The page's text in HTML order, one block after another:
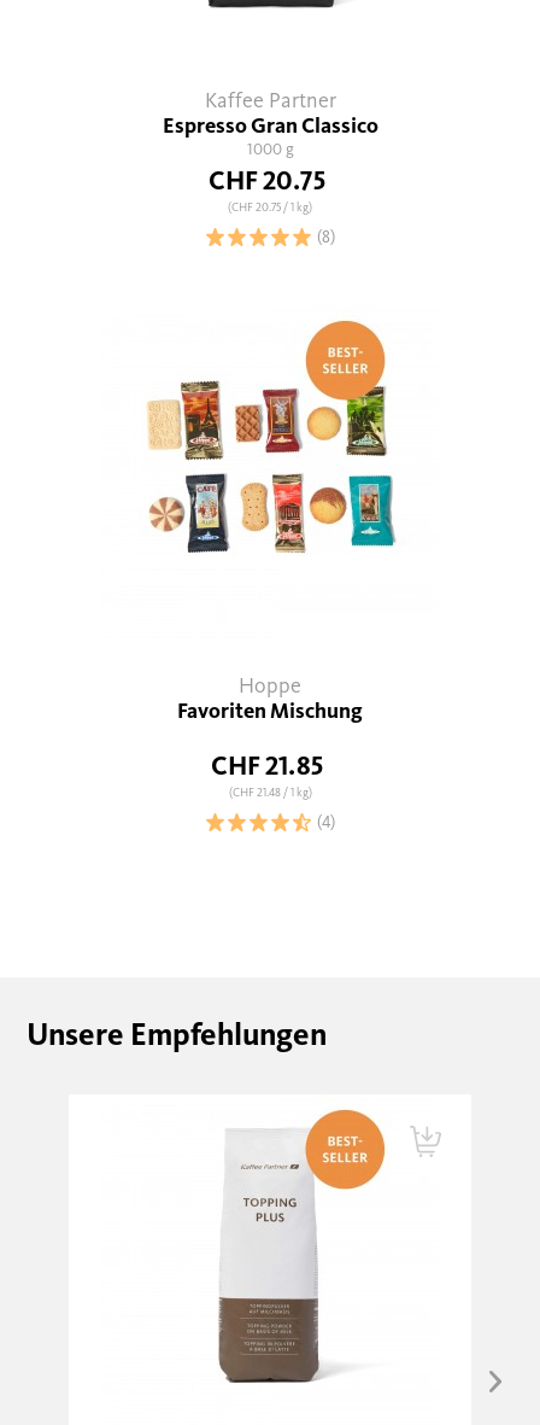
Kaffee Partner
Espresso Gran Classico
1000 g
CHF 20.75
(CHF 20.75/ 1 kg)
(8)
Hoppe
Favoriten Mischung
CHF 21.85
(CHF 21.48/ 1 kg)
(4)
Unsere Empfehlungen